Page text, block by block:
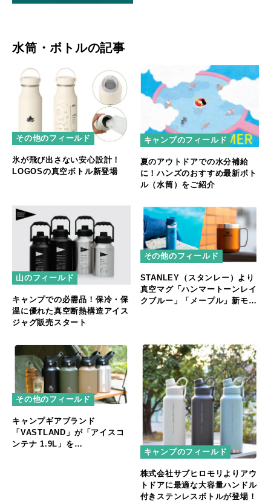
水筒・ボトルの記事
その他のフィールド
氷が飛び出さない安心設計！
LOGOSの真空ボトル新登場
キャンプのフィールド
夏のアウトドアでの水分補給
に！ハンズのおすすめ最新ボト
ル（水筒）をご紹介
山のフィールド
キャンプでの必需品！保冷・保
温に優れた真空断熱構造アイス
ジャグ販売スタート
その他のフィールド
STANLEY（スタンレー）より
真空マグ「ハンマートーンレイ
クブルー」「メープル」新モデ
その他のフィールド
キャンプギアブランド
「VASTLAND」が「アイスコ
ンテナ 1.9L」を
キャンプのフィールド
株式会社サブヒロモリよりアウ
トドアに最適な大容量ハンドル
付きステンレスボトルが登場！